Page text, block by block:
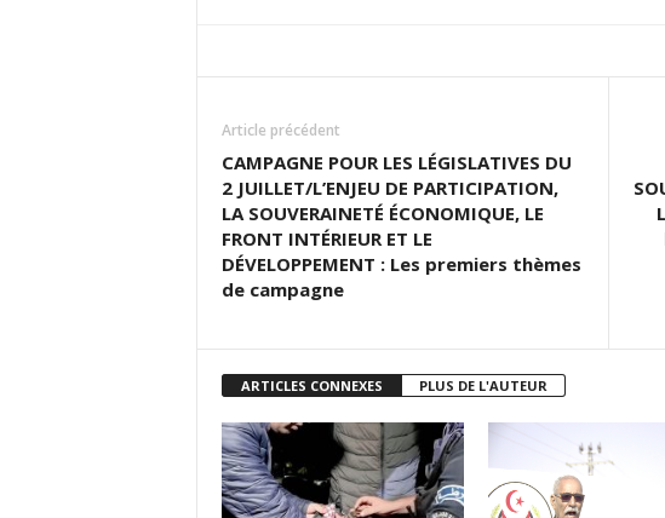
Article précédent
CAMPAGNE POUR LES LÉGISLATIVES DU
2 JUILLET/L’ENJEU DE PARTICIPATION,
LA SOUVERAINETÉ ÉCONOMIQUE, LE
FRONT INTÉRIEUR ET LE
DÉVELOPPEMENT : Les premiers thèmes
de campagne
ARTICLES CONNEXES PLUS DE L'AUTEUR